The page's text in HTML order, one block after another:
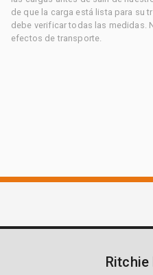
de que la carga está lista para su
debe verificar todas las medidas.
efectos de transporte.
Ritchie